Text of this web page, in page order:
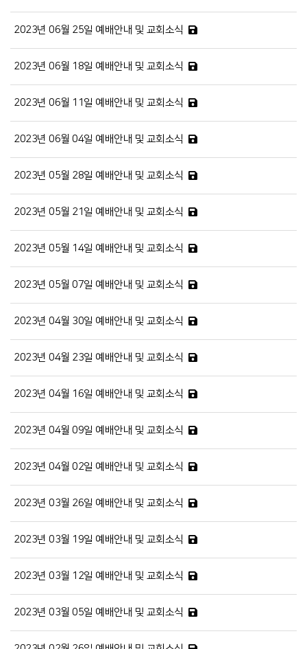
2023년 06월 25일 예배안내 및 교회소식
2023년 06월 18일 예배안내 및 교회소식
2023년 06월 11일 예배안내 및 교회소식
2023년 06월 04일 예배안내 및 교회소식
2023년 05월 28일 예배안내 및 교회소식
2023년 05월 21일 예배안내 및 교회소식
2023년 05월 14일 예배안내 및 교회소식
2023년 05월 07일 예배안내 및 교회소식
2023년 04월 30일 예배안내 및 교회소식
2023년 04월 23일 예배안내 및 교회소식
2023년 04월 16일 예배안내 및 교회소식
2023년 04월 09일 예배안내 및 교회소식
2023년 04월 02일 예배안내 및 교회소식
2023년 03월 26일 예배안내 및 교회소식
2023년 03월 19일 예배안내 및 교회소식
2023년 03월 12일 예배안내 및 교회소식
2023년 03월 05일 예배안내 및 교회소식